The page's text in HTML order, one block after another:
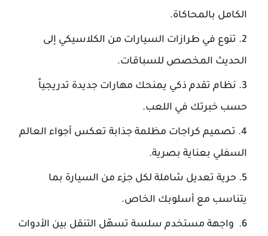
الكامل بالمحاكاة.
تنوع في طرازات السيارات من الكلاسيكي إلى
الحديث المخصص للسباقات.
نظام تقدم ذكي يمنحك مهارات جديدة تدريجياً
حسب خبرتك في اللعب.
تصميم كراجات مظلمة جذابة تعكس أجواء العالم
السفلي بعناية بصرية.
حرية تعديل شاملة لكل جزء من السيارة بما
يتناسب مع أسلوبك الخاص.
واجهة مستخدم سلسة تسهّل التنقل بين الأدوات